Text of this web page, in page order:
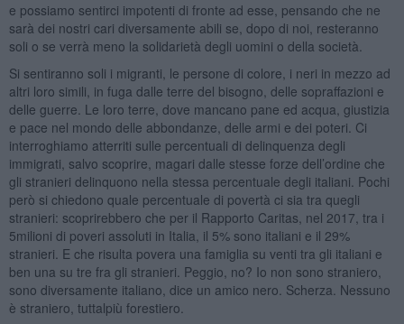
e possiamo sentirci impotenti di fronte ad esse, pensando che ne
sarà dei nostri cari diversamente abili se, dopo di noi, resteranno
soli o se verrà meno la solidarietà degli uomini o della società.
Si sentiranno soli i migranti, le persone di colore, i neri in mezzo ad
altri loro simili, in fuga dalle terre del bisogno, delle sopraffazioni e
delle guerre. Le loro terre, dove mancano pane ed acqua, giustizia
e pace nel mondo delle abbondanze, delle armi e dei poteri. Ci
interroghiamo atterriti sulle percentuali di delinquenza degli
immigrati, salvo scoprire, magari dalle stesse forze dell’ordine che
gli stranieri delinquono nella stessa percentuale degli italiani. Pochi
però si chiedono quale percentuale di povertà ci sia tra quegli
stranieri: scoprirebbero che per il Rapporto Caritas, nel 2017, tra i
5milioni di poveri assoluti in Italia, il 5% sono italiani e il 29%
stranieri. E che risulta povera una famiglia su venti tra gli italiani e
ben una su tre fra gli stranieri. Peggio, no? Io non sono straniero,
sono diversamente italiano, dice un amico nero. Scherza. Nessuno
è straniero, tuttalpiù forestiero.